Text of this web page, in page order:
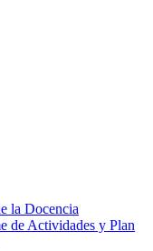
la Docencia
de Actividades y Plan